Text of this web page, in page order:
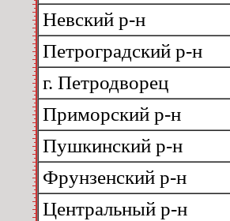
Невский р-н
Петроградский р-н
г. Петродворец
Приморский р-н
Пушкинский р-н
Фрунзенский р-н
Центральный р-н